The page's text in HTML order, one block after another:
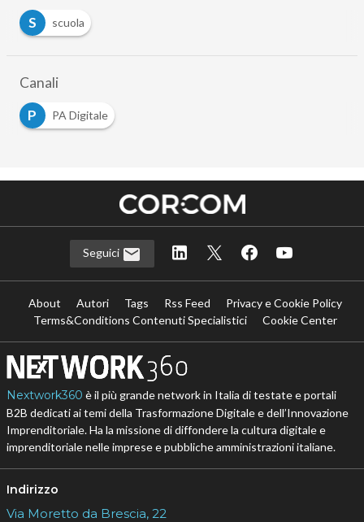
S
scuola
Canali
P
PA Digitale
Seguici
About Autori Tags Rss Feed
Privacy e Cookie Policy
Terms&Conditions Contenuti Specialistici
Cookie Center
Nextwork360 è il più grande network in Italia di testate e portali
B2B dedicati ai temi della Trasformazione Digitale e dell’Innovazione
Imprenditoriale. Ha la missione di diffondere la cultura digitale e
imprenditoriale nelle imprese e pubbliche amministrazioni italiane.
Indirizzo
Via Moretto da Brescia, 22